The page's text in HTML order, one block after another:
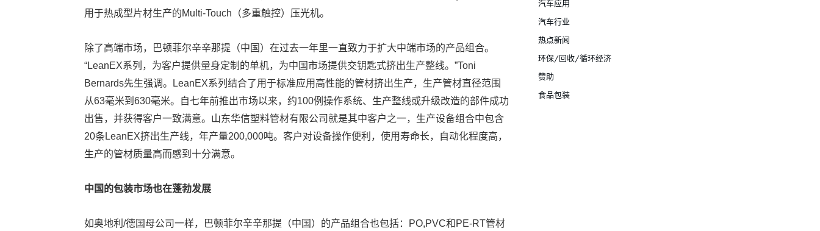
用于热成型片材生产的Multi-Touch（多重触控）压光机。
除了高端市场，巴顿菲尔辛辛那提（中国）在过去一年里一直致力于扩大中端市场的产品组合。
“LeanEX系列，为客户提供量身定制的单机，为中国市场提供交钥匙式挤出生产整线。”Toni
Bernards先生强调。LeanEX系列结合了用于标准应用高性能的管材挤出生产，生产管材直径范围
从63毫米到630毫米。自七年前推出市场以来，约100例操作系统、生产整线或升级改造的部件成功
出售，并获得客户一致满意。山东华信塑料管材有限公司就是其中客户之一，生产设备组合中包含
20条LeanEX挤出生产线，年产量200,000吨。客户对设备操作便利，使用寿命长，自动化程度高，
生产的管材质量高而感到十分满意。
中国的包装市场也在蓬勃发展
如奥地利/德国母公司一样，巴顿菲尔辛辛那提（中国）的产品组合也包括：PO,PVC和PE-RT管材
汽车应用
汽车行业
热点新闻
环保/回收/循环经济
赞助
食品包装